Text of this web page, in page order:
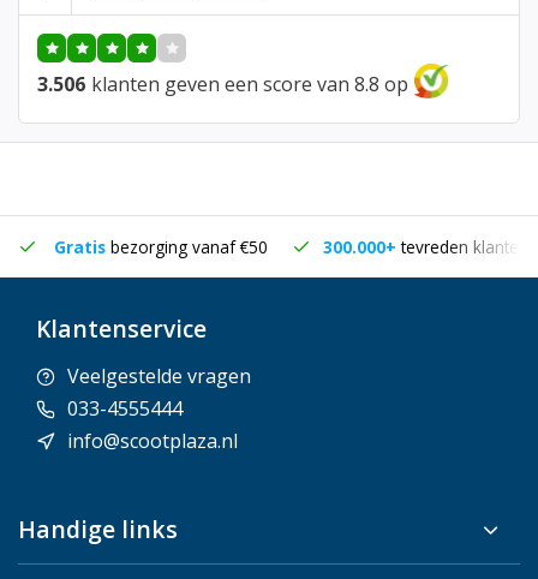
3.506 klanten geven een score van 8.8 op
Gratis bezorging vanaf €50 300.000+tevreden klanten
Klantenservice
Veelgestelde vragen
033-4555444
info@scootplaza.nl
Handige links